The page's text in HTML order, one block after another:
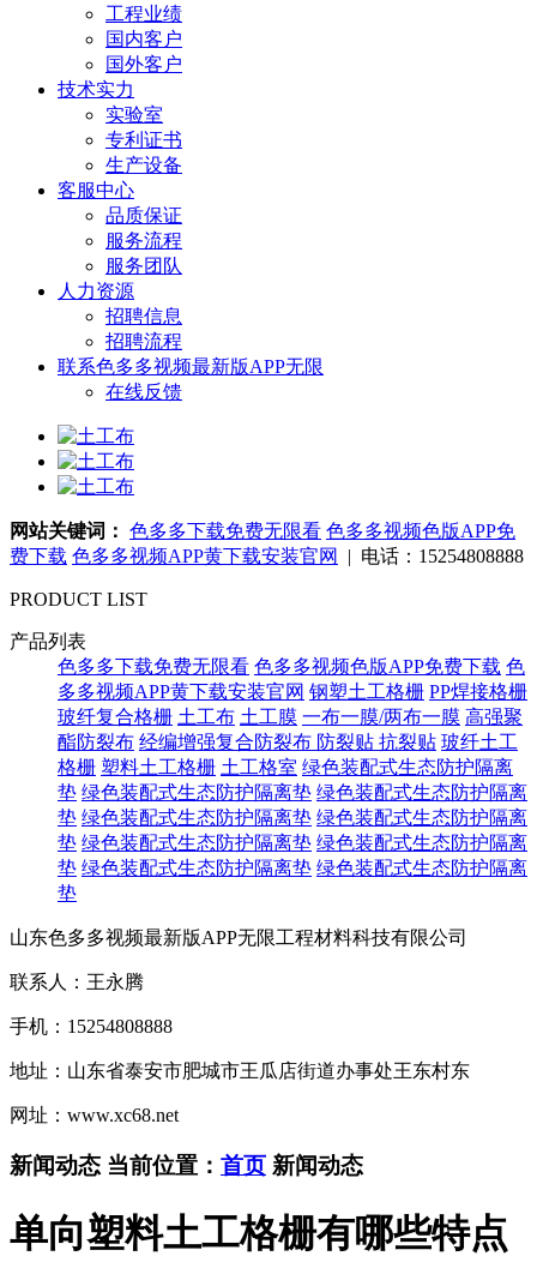
工程业绩
国内客户
国外客户
技术实力
实验室
专利证书
生产设备
客服中心
品质保证
服务流程
服务团队
人力资源
招聘信息
招聘流程
联系色多多视频最新版APP无限
在线反馈
网站关键词： 色多多下载免费无限看 色多多视频色版APP免
费下载 色多多视频APP黄下载安装官网 | 电话：15254808888
PRODUCT LIST
产品列表
色多多下载免费无限看 色多多视频色版APP免费下载 色
多多视频APP黄下载安装官网 钢塑土工格栅 PP焊接格栅
玻纤复合格栅 土工布 土工膜 一布一膜/两布一膜 高强聚
酯防裂布 经编增强复合防裂布 防裂贴 抗裂贴 玻纤土工
格栅 塑料土工格栅 土工格室 绿色装配式生态防护隔离
垫 绿色装配式生态防护隔离垫 绿色装配式生态防护隔离
垫 绿色装配式生态防护隔离垫 绿色装配式生态防护隔离
垫 绿色装配式生态防护隔离垫 绿色装配式生态防护隔离
垫 绿色装配式生态防护隔离垫 绿色装配式生态防护隔离
垫
山东色多多视频最新版APP无限工程材料科技有限公司
联系人：王永腾
手机：15254808888
地址：山东省泰安市肥城市王瓜店街道办事处王东村东
网址：www.xc68.net
新闻动态 当前位置： 首页 新闻动态
单向塑料土工格栅有哪些特点